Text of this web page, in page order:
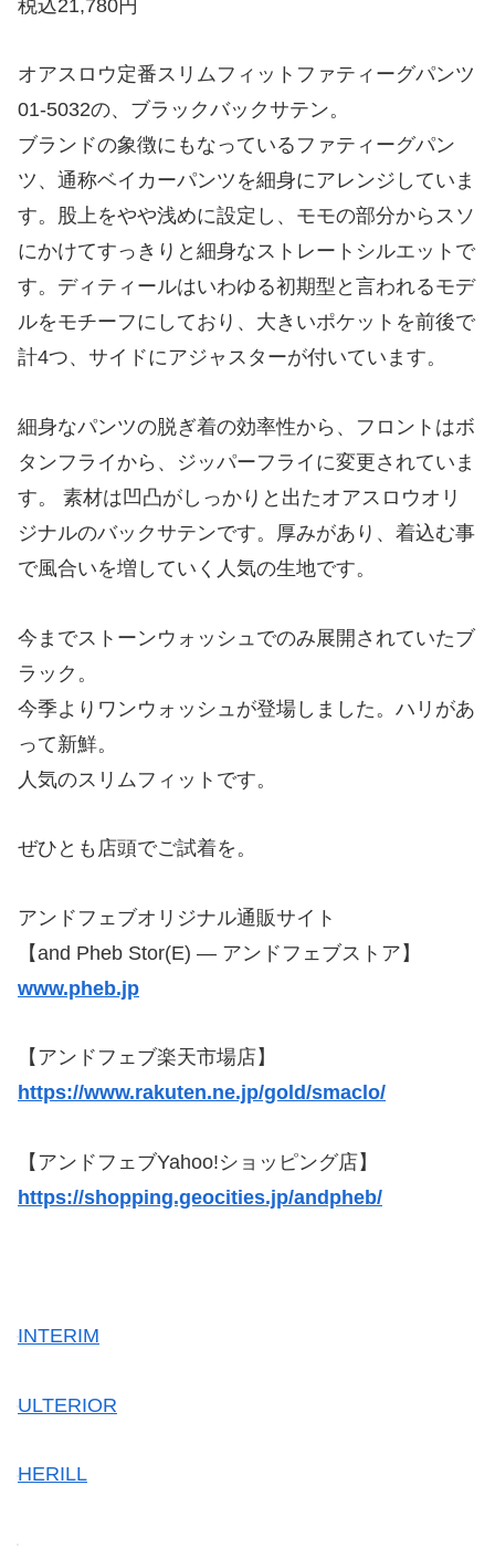
税込21,780円
オアスロウ定番スリムフィットファティーグパンツ
01-5032の、ブラックバックサテン。
ブランドの象徴にもなっているファティーグパン
ツ、通称ベイカーパンツを細身にアレンジしていま
す。股上をやや浅めに設定し、モモの部分からスソ
にかけてすっきりと細身なストレートシルエットで
す。ディティールはいわゆる初期型と言われるモデ
ルをモチーフにしており、大きいポケットを前後で
計4つ、サイドにアジャスターが付いています。
細身なパンツの脱ぎ着の効率性から、フロントはボ
タンフライから、ジッパーフライに変更されていま
す。 素材は凹凸がしっかりと出たオアスロウオリ
ジナルのバックサテンです。厚みがあり、着込む事
で風合いを増していく人気の生地です。
今までストーンウォッシュでのみ展開されていたブ
ラック。
今季よりワンウォッシュが登場しました。ハリがあ
って新鮮。
人気のスリムフィットです。
ぜひとも店頭でご試着を。
アンドフェブオリジナル通販サイト
【and Pheb Stor(E) — アンドフェブストア】
www.pheb.jp
【アンドフェブ楽天市場店】
https://www.rakuten.ne.jp/gold/smaclo/
【アンドフェブYahoo!ショッピング店】
https://shopping.geocities.jp/andpheb/
INTERIM
ULTERIOR
HERILL